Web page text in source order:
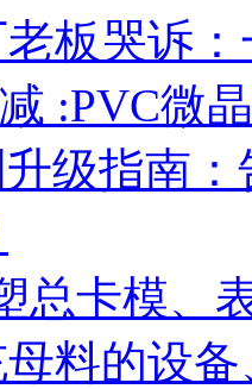
板哭诉
:PVC微
级指南
总卡模、
料的设